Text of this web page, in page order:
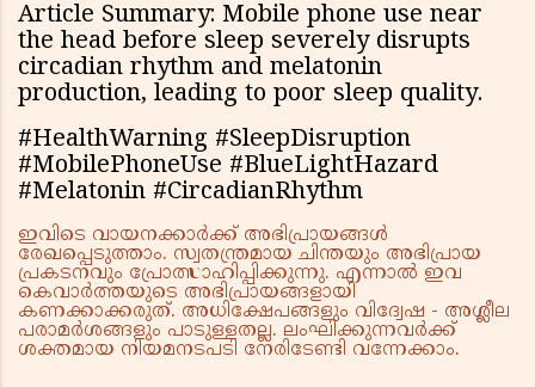
Article Summary: Mobile phone use near
the head before sleep severely disrupts
circadian rhythm and melatonin
production, leading to poor sleep quality.
#HealthWarning #SleepDisruption
#MobilePhoneUse #BlueLightHazard
#Melatonin #CircadianRhythm
ഇവിടെ വായനക്കാർക്ക് അഭിപ്രായങ്ങൾ
രേഖപ്പെടുത്താം. സ്വതന്ത്രമായ ചിന്തയും അഭിപ്രായ
പ്രകടനവും പ്രോത്സാഹിപ്പിക്കുന്നു. എന്നാൽ ഇവ
കെവാർത്തയുടെ അഭിപ്രായങ്ങളായി
കണക്കാക്കരുത്. അധിക്ഷേപങ്ങളും വിദ്വേഷ - അശ്ലീല
പരാമർശങ്ങളും പാടുള്ളതല്ല. ലംഘിക്കുന്നവർക്ക്
ശക്തമായ നിയമനടപടി നേരിടേണ്ടി വന്നേക്കാം.